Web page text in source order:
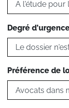
Degré
Préférence de